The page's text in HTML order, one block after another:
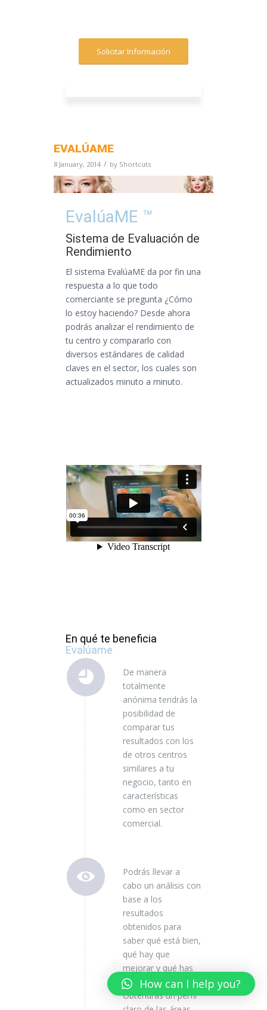
Solicitar Información
EVALÚAME
8 January, 2014 / by Shortcuts
EvalúaME ™
Sistema de Evaluación de
Rendimiento
El sistema EvalúaME da por fin una
respuesta a lo que todo
comerciante se pregunta ¿Cómo
lo estoy haciendo? Desde ahora
podrás analizar el rendimiento de
tu centro y compararlo con
diversos estándares de calidad
claves en el sector, los cuales son
actualizados minuto a minuto.
En qué te beneficia
Evalúame
De manera
totalmente
anónima tendrás la
posibilidad de
comparar tus
resultados con los
de otros centros
similares a tu
negocio, tanto en
características
como en sector
comercial.
Podrás llevar a
cabo un análisis con
base a los
resultados
obtenidos para
saber qué está bien,
qué hay que
mejorar y qué has
mejorado ya.
Obtendrás un perfil
How can I help you?